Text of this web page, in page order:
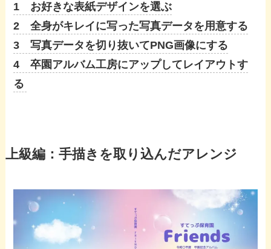
1 お好きな表紙デザインを選ぶ
2 全身がキレイに写った写真データを用意する
3 写真データを切り抜いてPNG画像にする
4 卒園アルバム工房にアップしてレイアウトす
る
上級編：手描きを取り込んだアレンジ